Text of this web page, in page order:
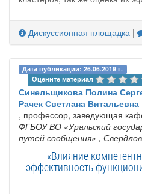
Дискуссионная площадка |
Дата публикации: 26.06.2019 г.
Оцените материал
Синельщикова Полина
Рачек Светлана Витальевна
, профессор, заведующая
ФГБОУ ВО «Уральский
путей сообщения» ,
«Влияние
эффективность